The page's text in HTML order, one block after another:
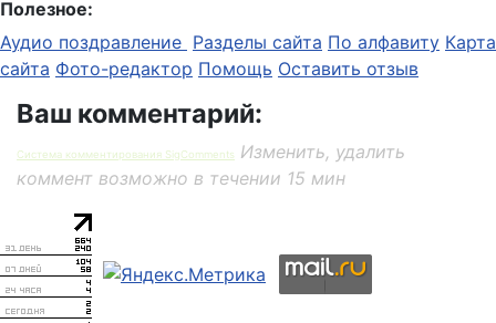
Полезное:
Аудио поздравление Разделы сайта По алфавиту Карта
сайта Фото-редактор Помощь Оставить отзыв
Ваш комментарий:
Система комментирования SigComments
Изменить, удалить
коммент возможно в течении 15 мин